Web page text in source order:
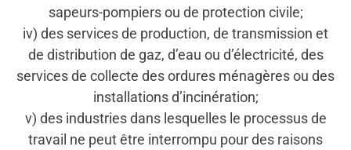
sapeurs-pompiers ou de protection civile;
iv) des services de production, de transmission et
de distribution de gaz, d’eau ou d’électricité, des
services de collecte des ordures ménagères ou des
installations d’incinération;
v) des industries dans lesquelles le processus de
travail ne peut être interrompu pour des raisons